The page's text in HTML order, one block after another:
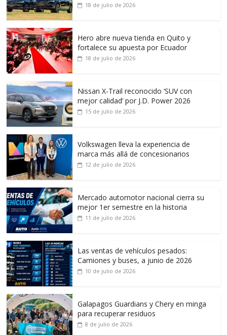
18 de julio de 2026
Hero abre nueva tienda en Quito y
fortalece su apuesta por Ecuador
18 de julio de 2026
Nissan X-Trail reconocido ‘SUV con
mejor calidad’ por J.D. Power 2026
15 de julio de 2026
Volkswagen lleva la experiencia de
marca más allá de concesionarios
12 de julio de 2026
Mercado automotor nacional cierra su
mejor 1er semestre en la historia
11 de julio de 2026
Las ventas de vehículos pesados:
Camiones y buses, a junio de 2026
10 de julio de 2026
Galapagos Guardians y Chery en minga
para recuperar residuos
8 de julio de 2026